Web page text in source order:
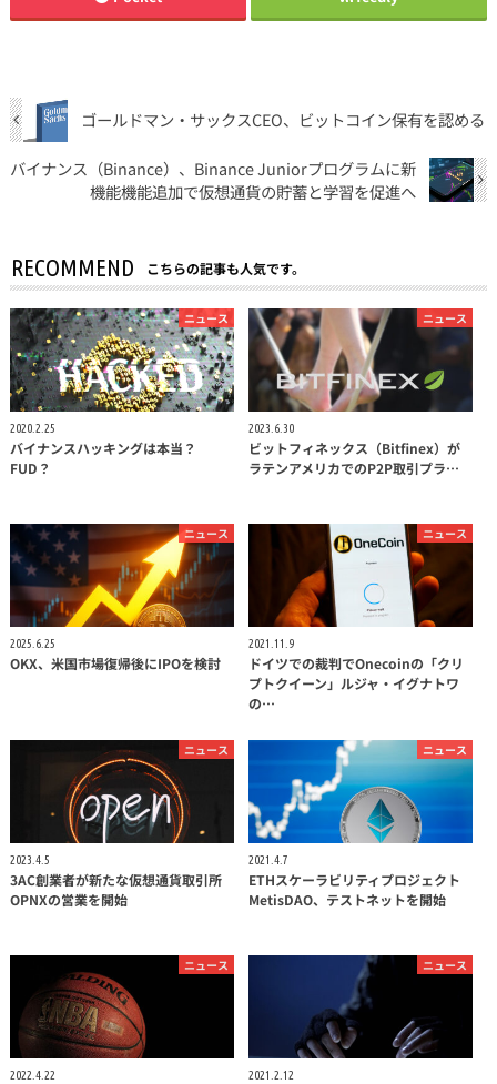
ゴールドマン・サックスCEO、ビットコイン保有を認める
バイナンス（Binance）、Binance Juniorプログラムに新
機能機能追加で仮想通貨の貯蓄と学習を促進へ
RECOMMEND こちらの記事も人気です。
ニュース
2020.2.25
バイナンスハッキングは本当？
FUD？
ニュース
2023.6.30
ビットフィネックス（Bitfinex）が
ラテンアメリカでのP2P取引プラ…
ニュース
2025.6.25
OKX、米国市場復帰後にIPOを検討
ニュース
2021.11.9
ドイツでの裁判でOnecoinの「クリ
プトクイーン」ルジャ・イグナトワ
の…
ニュース
2023.4.5
3AC創業者が新たな仮想通貨取引所
OPNXの営業を開始
ニュース
2021.4.7
ETHスケーラビリティプロジェクト
MetisDAO、テストネットを開始
ニュース
2022.4.22
ニュース
2021.2.12